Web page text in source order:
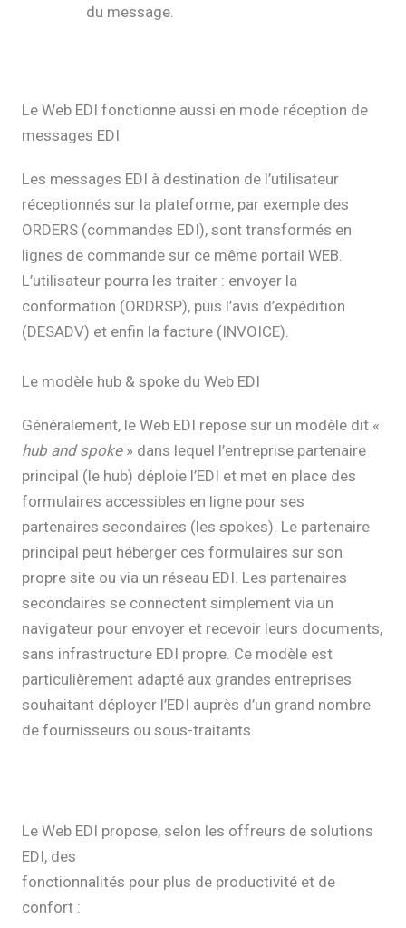
du message.
Le Web EDI fonctionne aussi en mode réception de
messages EDI
Les messages EDI à destination de l’utilisateur
réceptionnés sur la plateforme, par exemple des
ORDERS (commandes EDI), sont transformés en
lignes de commande sur ce même portail WEB.
L’utilisateur pourra les traiter : envoyer la
conformation (ORDRSP), puis l’avis d’expédition
(DESADV) et enfin la facture (INVOICE).
Le modèle hub & spoke du Web EDI
Généralement, le Web EDI repose sur un modèle dit «
hub and spoke» dans lequel l’entreprise partenaire
principal (le hub) déploie l’EDI et met en place des
formulaires accessibles en ligne pour ses
partenaires secondaires (les spokes). Le partenaire
principal peut héberger ces formulaires sur son
propre site ou via un réseau EDI. Les partenaires
secondaires se connectent simplement via un
navigateur pour envoyer et recevoir leurs documents,
sans infrastructure EDI propre. Ce modèle est
particulièrement adapté aux grandes entreprises
souhaitant déployer l’EDI auprès d’un grand nombre
de fournisseurs ou sous-traitants.
Le Web EDI propose, selon les offreurs de solutions
EDI, des
fonctionnalités pour plus de productivité et de
confort :